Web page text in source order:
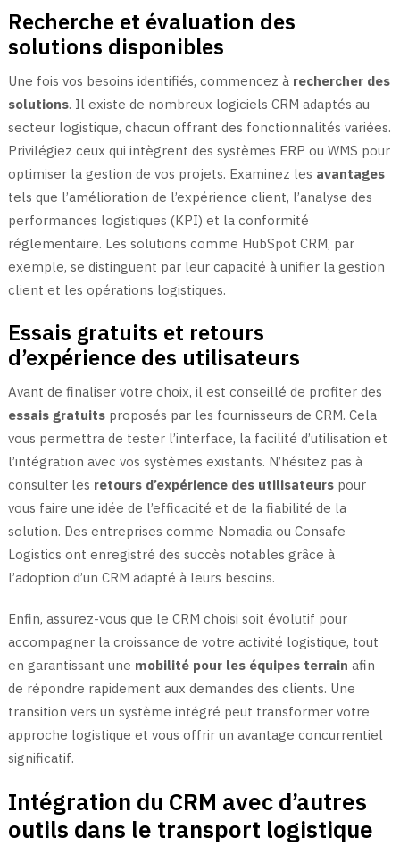
Recherche et évaluation des
solutions disponibles
Une fois vos besoins identifiés, commencez à rechercher des
solutions. Il existe de nombreux logiciels CRM adaptés au
secteur logistique, chacun offrant des fonctionnalités variées.
Privilégiez ceux qui intègrent des systèmes ERP ou WMS pour
optimiser la gestion de vos projets. Examinez les avantages
tels que l’amélioration de l’expérience client, l’analyse des
performances logistiques (KPI) et la conformité
réglementaire. Les solutions comme HubSpot CRM, par
exemple, se distinguent par leur capacité à unifier la gestion
client et les opérations logistiques.
Essais gratuits et retours
d’expérience des utilisateurs
Avant de finaliser votre choix, il est conseillé de profiter des
essais gratuitsproposés par les fournisseurs de CRM. Cela
vous permettra de tester l’interface, la facilité d’utilisation et
l’intégration avec vos systèmes existants. N’hésitez pas à
consulter les retours d’expérience des utilisateurspour
vous faire une idée de l’efficacité et de la fiabilité de la
solution. Des entreprises comme Nomadia ou Consafe
Logistics ont enregistré des succès notables grâce à
l’adoption d’un CRM adapté à leurs besoins.
Enfin, assurez-vous que le CRM choisi soit évolutif pour
accompagner la croissance de votre activité logistique, tout
en garantissant une mobilité pour les équipes terrain afin
de répondre rapidement aux demandes des clients. Une
transition vers un système intégré peut transformer votre
approche logistique et vous offrir un avantage concurrentiel
significatif.
Intégration du CRM avec d’autres
outils dans le transport logistique